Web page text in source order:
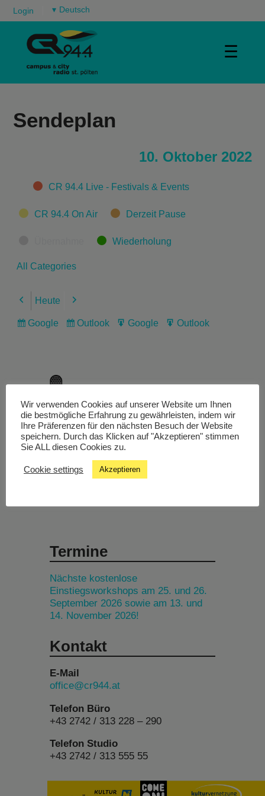
Login ▾
☰
Sendeplan
10. Oktober 2022
CategoriesCR 94.4 Live - Festivals & Events
CR 94.4 On Air Derzeit Pause
Wiederholung
All Categories
Previous
Heute Next
Subscribe
Google
Subscribe
Outlook
Export
Google
Export
Outlook
Livestream
Studiochat
Termine
Nächste kostenlose
Einstiegsworkshops am 25. und 26.
September 2026 sowie am 13. und
14. November 2026!
Kontakt
E-Mail
office@cr944.at
Telefon Büro
+43 2742 / 313 228 – 290
Telefon Studio
+43 2742 / 313 555 55
Wir verwenden Cookies auf unserer Website um Ihnen
die bestmögliche Erfahrung zu gewährleisten, indem wir
Ihre Präferenzen für den nächsten Besuch der Website
speichern. Durch das Klicken auf "Akzeptieren" stimmen
Sie ALL diesen Cookies zu.
Cookie settings Akzeptieren